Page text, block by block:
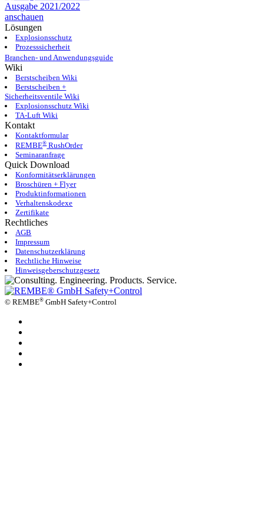
Ausgabe 2021/2022
anschauen
Lösungen
Explosionsschutz
Prozesssicherheit
Branchen- und Anwendungsguide
Wiki
Berstscheiben Wiki
Berstscheiben +
Sicherheitsventile Wiki
Explosionsschutz Wiki
TA-Luft Wiki
Kontakt
Kontaktformular
REMBE®RushOrder
Seminaranfrage
Quick Download
Konformitätserklärungen
Broschüren + Flyer
Produktinformationen
Verhaltenskodexe
Zertifikate
Rechtliches
AGB
Impressum
Datenschutzerklärung
Rechtliche Hinweise
Hinweisgeberschutzgesetz
© REMBE® GmbH Safety+Control